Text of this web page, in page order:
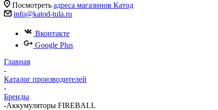
Посмотреть адреса магазинов Катод
info@katod-tula.ru
Вконтакте
Google Plus
Главная
-
Каталог производителей
-
Бренды
-Аккумуляторы FIREBALL